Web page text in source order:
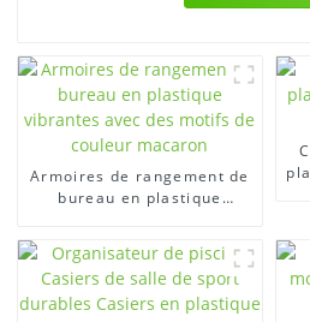
Armoires de rangement de
bureau en plastique